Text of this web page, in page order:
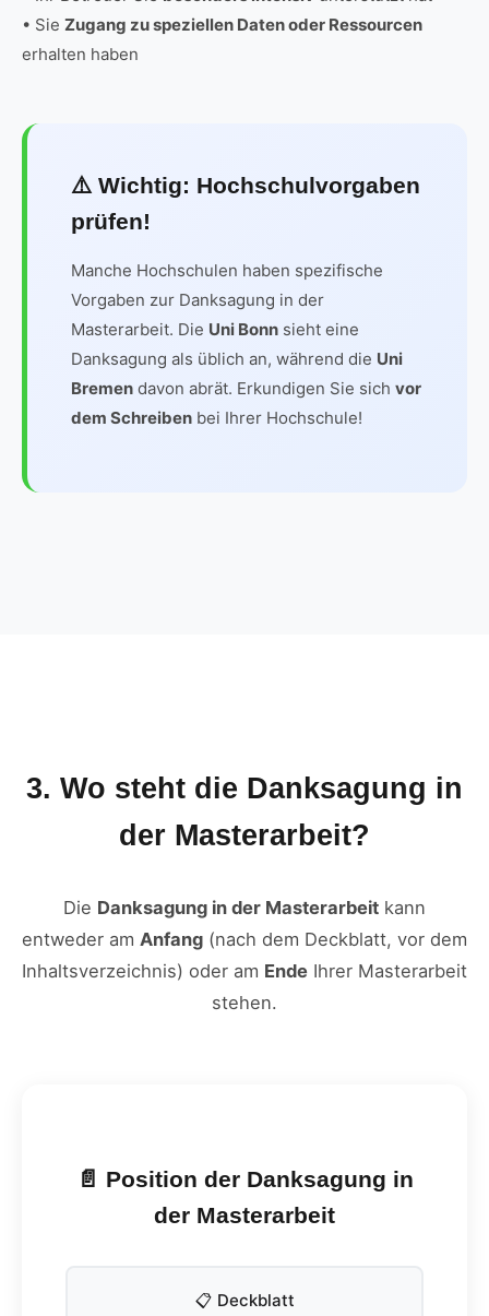
• Sie Zugang zu speziellen Daten oder Ressourcen
erhalten haben
⚠️ Wichtig: Hochschulvorgaben
prüfen!
Manche Hochschulen haben spezifische
Vorgaben zur Danksagung in der
Masterarbeit. Die Uni Bonn sieht eine
Danksagung als üblich an, während die Uni
Bremen davon abrät. Erkundigen Sie sich vor
dem Schreiben bei Ihrer Hochschule!
3. Wo steht die Danksagung in
der Masterarbeit?
Die Danksagung in der Masterarbeit kann
entweder am Anfang (nach dem Deckblatt, vor dem
Inhaltsverzeichnis) oder am Ende Ihrer Masterarbeit
stehen.
📄 Position der Danksagung in
der Masterarbeit
📋 Deckblatt